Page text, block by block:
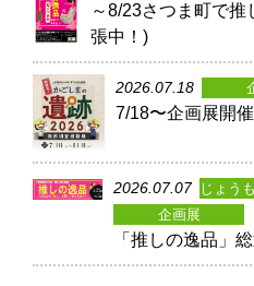
～8/23さつま町で推
張中！)
2026.07.18
7/18〜企画展開催
2026.07.07
じょう
企画展
「推しの逸品」